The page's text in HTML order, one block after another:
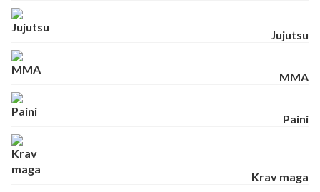
Jujutsu
MMA
Paini
Krav maga